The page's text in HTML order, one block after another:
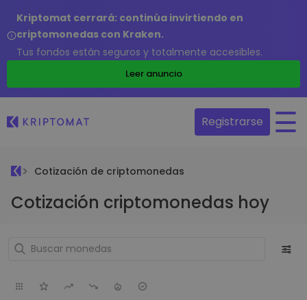
Kriptomat cerrará: continúa invirtiendo en
criptomonedas con Kraken.
Tus fondos están seguros y totalmente accesibles.
Leer anuncio
Registrarse
Cotización de criptomonedas
Cotización criptomonedas hoy